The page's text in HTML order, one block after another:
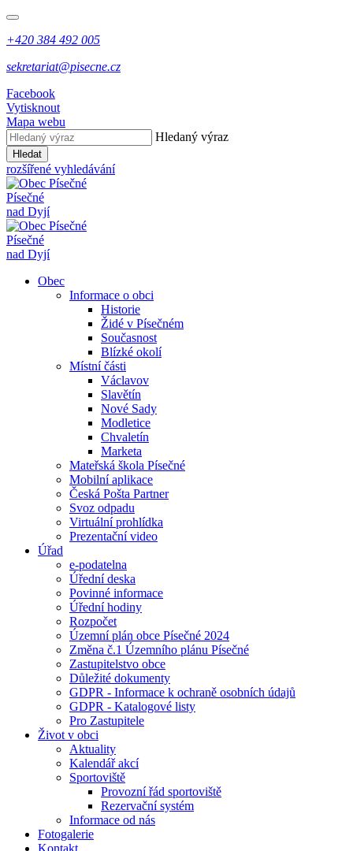
+420 384 492 005
sekretariat@pisecne.cz
Facebook
Vytisknout
Mapa webu
Hledaný výraz
Hledat
rozšířené vyhledávání
Písečné
nad Dyjí
Písečné
nad Dyjí
Obec
Informace o obci
Historie
Židé v Písečném
Současnost
Blízké okolí
Místní části
Václavov
Slavětín
Nové Sady
Modletice
Chvaletín
Marketa
Mateřská škola Písečné
Mobilní aplikace
Česká Pošta Partner
Svoz odpadu
Virtuální prohlídka
Prezentační video
Úřad
e-podatelna
Úřední deska
Povinné informace
Úřední hodiny
Rozpočet
Územní plán obce Písečné 2024
Změna č.1 Územního plánu Písečné
Zastupitelstvo obce
Důležité dokumenty
GDPR - Informace k ochraně osobních údajů
GDPR - Katalogové listy
Pro Zastupitele
Život v obci
Aktuality
Kalendář akcí
Sportoviště
Provozní řád sportoviště
Rezervační systém
Informace od nás
Fotogalerie
Kontakt